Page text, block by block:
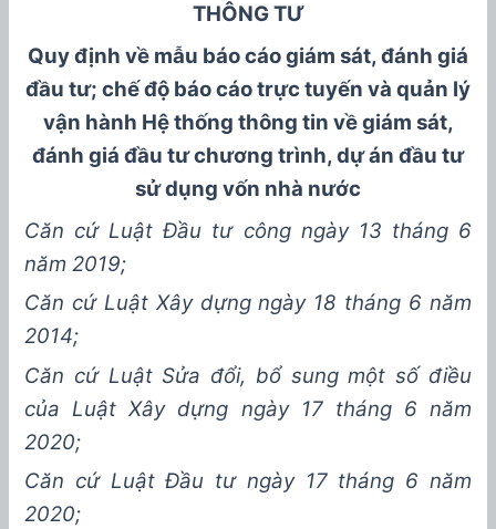
THÔNG TƯ
Quyđịnh về mẫu báo cáo giám sát, đánh giá
đầu tư; chế độ báo cáo trực tuyến và quản lý
vận hành Hệ thống thông tin về giám sát,
đánh giá đầu tưchương trình, dự án đầu tư
sử dụng vốn nhà nước
Căn cứ Luật Đầu tư công ngày 13 tháng 6
năm 2019;
Căn cứ Luật Xây dựng ngày 18 tháng 6 năm
2014;
Căn cứ Luật Sửa đổi, bổ sung một số điều
của Luật Xây dựng ngày 17 tháng 6 năm
2020;
Căn cứ Luật Đầu tư ngày 17tháng 6 năm
2020;